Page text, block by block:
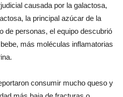
causada por la galactosa,
la principal azúcar de la
de personas, el equipo descubrió
más moléculas inflamatorias
consumir mucho queso y